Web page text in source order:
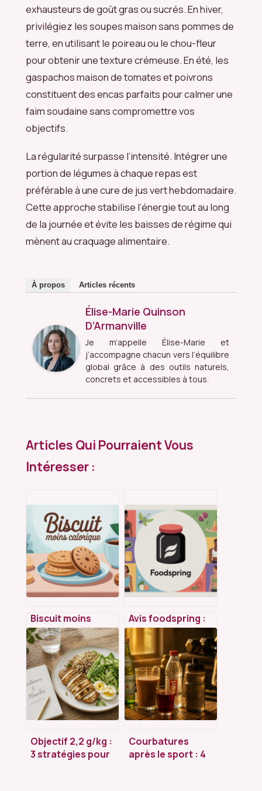
exhausteurs de goût gras ou sucrés. En hiver,
privilégiez les soupes maison sans pommes de
terre, en utilisant le poireau ou le chou-fleur
pour obtenir une texture crémeuse. En été, les
gaspachos maison de tomates et poivrons
constituent des encas parfaits pour calmer une
faim soudaine sans compromettre vos
objectifs.
La régularité surpasse l’intensité. Intégrer une
portion de légumes à chaque repas est
préférable à une cure de jus vert hebdomadaire.
Cette approche stabilise l’énergie tout au long
de la journée et évite les baisses de régime qui
mènent au craquage alimentaire.
À propos Articles récents
Élise-Marie Quinson
D’Armanville
Je m’appelle Élise-Marie et
j’accompagne chacun vers l’équilibre
global grâce à des outils naturels,
concrets et accessibles à tous.
Articles Qui Pourraient Vous
Intéresser :
Biscuit moins
calorique :
comment choisir
(ou faire) les bons
sans se priver
Avis foodspring :
ce qu’il faut
vraiment savoir
avant d’acheter
Objectif 2,2 g/kg :
3 stratégies pour
Courbatures
après le sport : 4